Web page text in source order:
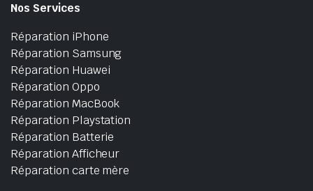
Nos Services
Réparation iPhone
Réparation Samsung
Réparation Huawei
Réparation Oppo
Réparation MacBook
Réparation Playstation
Réparation Batterie
Réparation Afficheur
Réparation carte mère